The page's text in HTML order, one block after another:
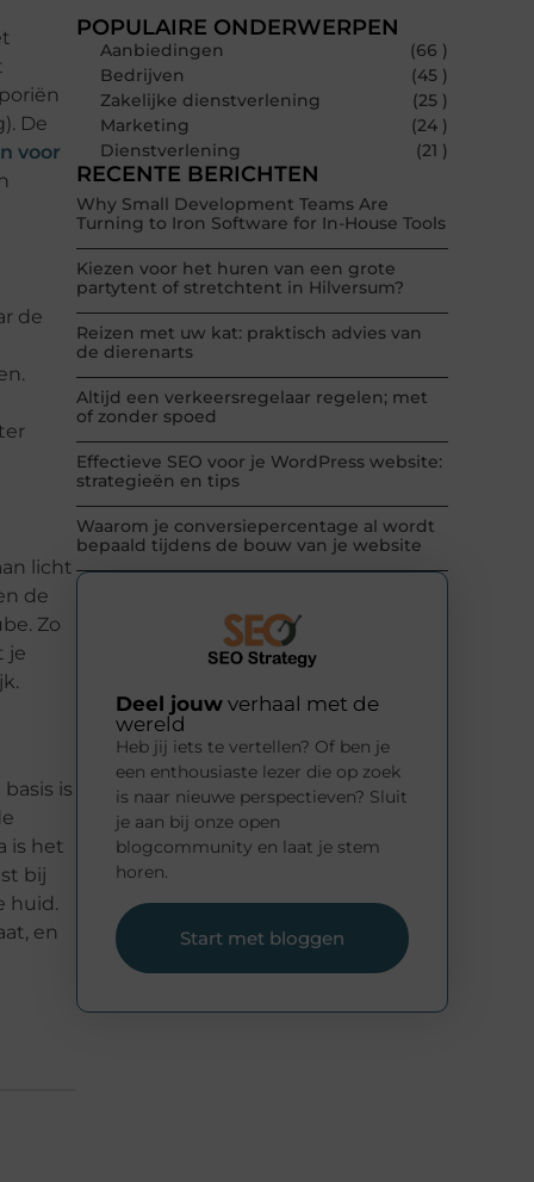
De
voor
de
licht
de
Zo
je
is
is het
bij
huid.
en
POPULAIRE ONDERWERPEN
Aanbiedingen
(66 )
Bedrijven
(45 )
Zakelijke dienstverlening
(25 )
Marketing
(24 )
Dienstverlening
(21 )
RECENTE BERICHTEN
Why Small Development Teams Are
Turning to Iron Software for In-House Tools
Kiezen voor het huren van een grote
partytent of stretchtent in Hilversum?
Reizen met uw kat: praktisch advies van
de dierenarts
Altijd een verkeersregelaar regelen; met
of zonder spoed
Effectieve SEO voor je WordPress website:
strategieën en tips
Waarom je conversiepercentage al wordt
bepaald tijdens de bouw van je website
Deel jouw verhaal met de
wereld
Heb jij iets te vertellen? Of ben je
een enthousiaste lezer die op zoek
is naar nieuwe perspectieven? Sluit
je aan bij onze open
blogcommunity en laat je stem
horen.
Start met bloggen